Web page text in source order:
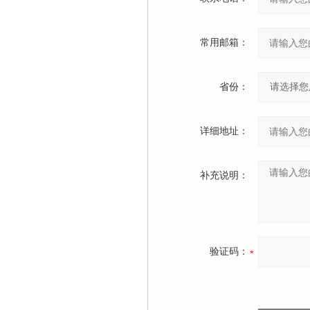
常用邮箱：
省份：
详细地址：
补充说明：
验证码：